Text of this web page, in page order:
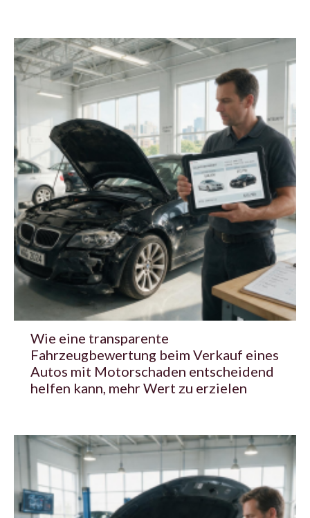
Wie eine transparente
Fahrzeugbewertung beim Verkauf eines
Autos mit Motorschaden entscheidend
helfen kann, mehr Wert zu erzielen